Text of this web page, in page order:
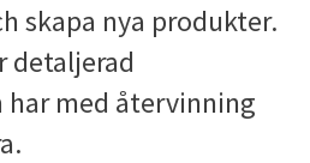
skapa nya produkter.
detaljerad
med återvinning